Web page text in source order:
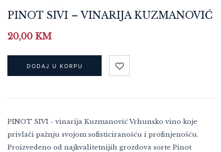
PINOT SIVI – VINARIJA KUZMANOVIĆ
20,00 KM
DODAJ U KORPU
PINOT SIVI - vinarija Kuzmanović Vrhunsko vino koje
privlači pažnju svojom sofisticiranošću i profinjenošću.
Proizvedeno od najkvalitetnijih grozdova sorte Pinot